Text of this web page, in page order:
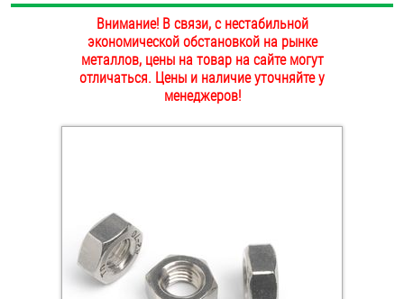
ОПЛАТА И ДОСТАВКА
НАШИ МАГАЗИНЫ
Дюбели
Заклепки (Гайки-Заклепки)
Инструмент
Внимание! В связи, с нестабильной
экономической обстановкой на рынке
металлов, цены на товар на сайте могут
отличаться. Цены и наличие уточняйте у
менеджеров!